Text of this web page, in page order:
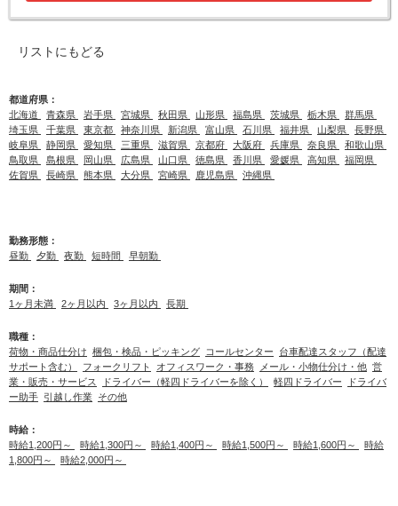
リストにもどる
都道府県：
北海道
青森県 岩手県 宮城県 秋田県 山形県 福島県 茨城県 栃木県
群馬県
埼玉県
千葉県 東京都 神奈川県 新潟県 富山県 石川県 福井県 山梨県
長野県
岐阜県
静岡県 愛知県 三重県 滋賀県 京都府 大阪府 兵庫県 奈良県
和歌山県
鳥取県
島根県 岡山県 広島県 山口県 徳島県 香川県 愛媛県 高知県
福岡県
佐賀県
長崎県 熊本県 大分県 宮崎県 鹿児島県 沖縄県
勤務形態：
昼勤
夕勤 夜勤 短時間 早朝勤
期間：
1ヶ月未満
2ヶ月以内 3ヶ月以内 長期
職種：
荷物・商品仕分け 梱包・検品・ピッキング コールセンター
台車配達スタッフ（配達
サポート含む）
フォークリフト オフィスワーク・事務 メール・小物仕分け・他 営
業・販売・サービス
ドライバー（軽四ドライバーを除く） 軽四ドライバー
ドライバ
ー助手 引越し作業 その他
時給：
時給1,200円～
時給1,300円～ 時給1,400円～ 時給1,500円～ 時給1,600円～
時給
1,800円～
時給2,000円～